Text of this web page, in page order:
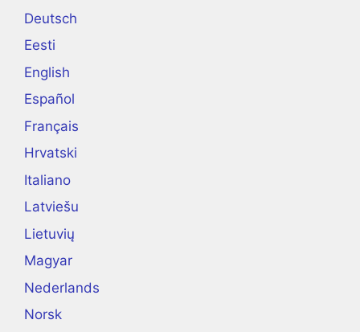
Deutsch
Eesti
English
Español
Français
Hrvatski
Italiano
Latviešu
Lietuvių
Magyar
Nederlands
Norsk